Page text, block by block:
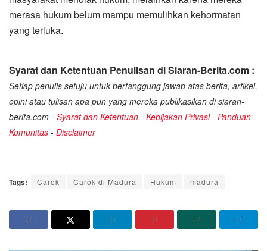
merasa hukum belum mampu memulihkan kehormatan
yang terluka.
Syarat dan Ketentuan Penulisan di Siaran-Berita.com :
Setiap penulis setuju untuk bertanggung jawab atas berita, artikel,
opini atau tulisan apa pun yang mereka publikasikan di siaran-
berita.com - Syarat dan Ketentuan - Kebijakan Privasi- Panduan
Komunitas - Disclaimer
Tags: Carok Carok di Madura Hukum madura